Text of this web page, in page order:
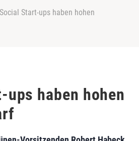
Social Start-ups haben hohen
haben hohen